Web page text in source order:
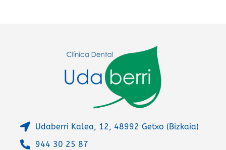
Udaberri Kalea, 12, 48992 Getxo (Bizkaia)
944 30 25 87